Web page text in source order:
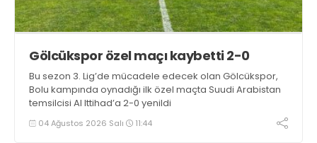
Gölcükspor özel maçı kaybetti 2-0
Bu sezon 3. Lig’de mücadele edecek olan Gölcükspor,
Bolu kampında oynadığı ilk özel maçta Suudi Arabistan
temsilcisi Al Ittihad’a 2-0 yenildi
04 Ağustos 2026 Salı 11:44